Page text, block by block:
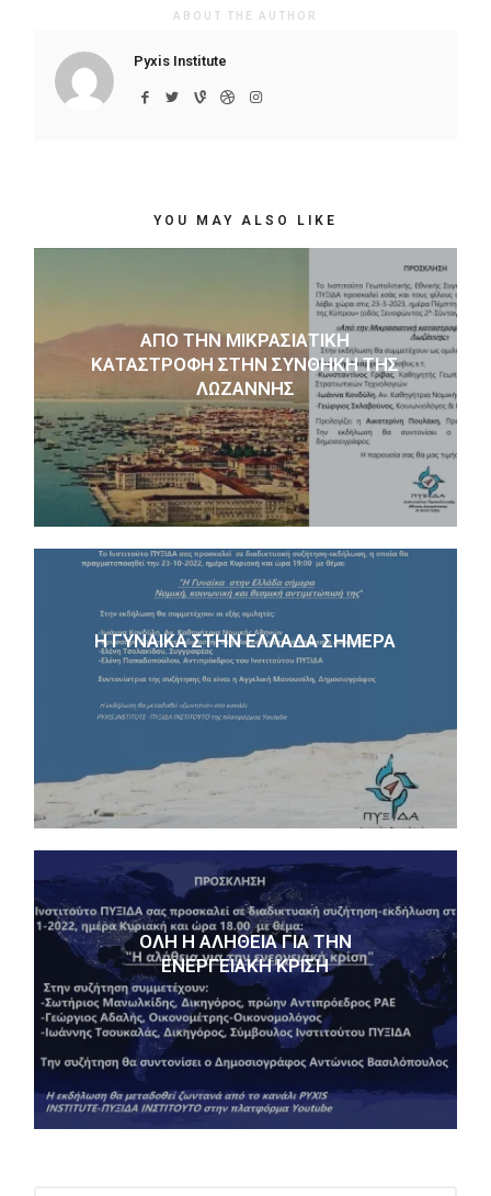
ABOUT THE AUTHOR
Pyxis Institute
YOU MAY ALSO LIKE
ΑΠΌ ΤΗΝ ΜΙΚΡΑΣΙΑΤΙΚΉ
ΚΑΤΑΣΤΡΟΦΉ ΣΤΗΝ ΣΥΝΘΉΚΗ ΤΗΣ
ΛΩΖΆΝΝΗΣ
Η ΓΥΝΑΙΚΑ ΣΤΗΝ ΕΛΛΑΔΑ ΣΗΜΕΡΑ
ΌΛΗ Η ΑΛΉΘΕΙΑ ΓΙΑ ΤΗΝ
ΕΝΕΡΓΕΙΑΚΉ ΚΡΊΣΗ